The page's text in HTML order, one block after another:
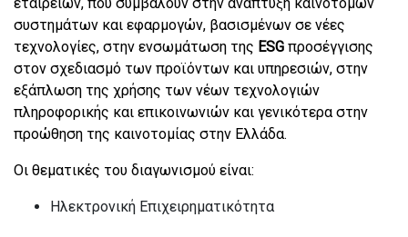
συστημάτων και εφαρμογών, βασισμένων σε νέες
τεχνολογίες, στην ενσωμάτωση της ESG προσέγγισης
στον σχεδιασμό των προϊόντων και υπηρεσιών, στην
εξάπλωση της χρήσης των νέων τεχνολογιών
πληροφορικής και επικοινωνιών και γενικότερα στην
προώθηση της καινοτομίας στην Ελλάδα.
Οι θεματικές του διαγωνισμού είναι:
Ηλεκτρονική Επιχειρηματικότητα